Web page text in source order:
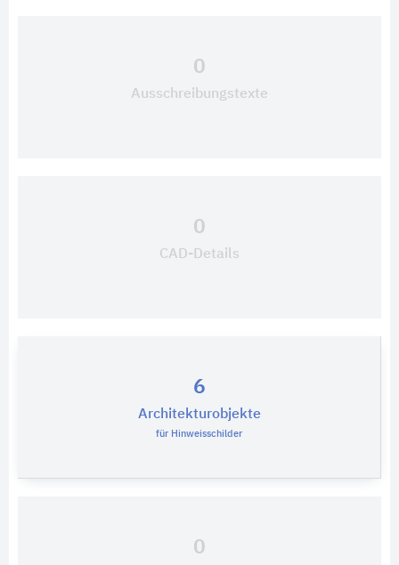
0
Ausschreibungstexte
0
CAD-Details
6
Architekturobjekte
für Hinweisschilder
0